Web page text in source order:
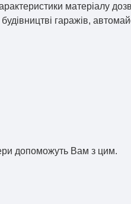
матеріалу
гаражів,
допоможуть Вам з цим.